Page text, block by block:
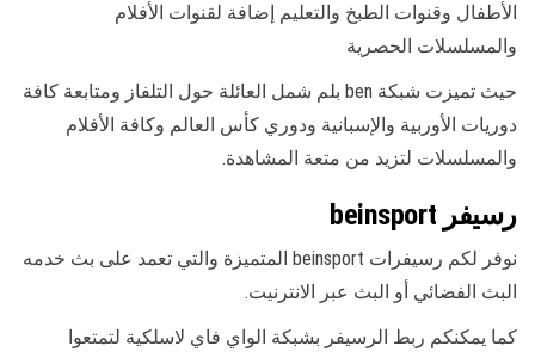
الأطفال وقنوات الطبخ والتعليم إضافة لقنوات الأفلام
والمسلسلات الحصرية
حيث تميزت شبكة ben بلم شمل العائلة حول التلفاز ومتابعة كافة
دوريات الأوربية والإسبانية ودوري كأس العالم وكافة الأفلام
والمسلسلات لتزيد من متعة المشاهدة.
رسيفر beinsport
نوفر لكم رسيفرات beinsport المتميزة والتي تعمد على بث خدمه
البث الفضائي أو البث عبر الانترنيت.
كما يمكنكم ربط الرسيفر بشبكة الواي فاي لاسلكية لتمتعوا